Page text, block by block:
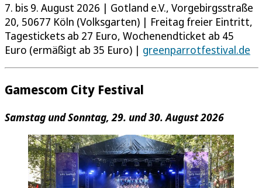
7. bis 9. August 2026 | Gotland e.V., Vorgebirgsstraße
20, 50677 Köln (Volksgarten) | Freitag freier Eintritt,
Tagestickets ab 27 Euro, Wochenendticket ab 45
Euro (ermäßigt ab 35 Euro) | greenparrotfestival.de
Gamescom City Festival
Samstag und Sonntag, 29. und 30. August 2026